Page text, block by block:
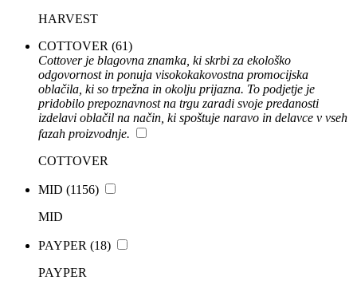
HARVEST
COTTOVER (61)
Cottover je blagovna znamka, ki skrbi za ekološko
odgovornost in ponuja visokokakovostna promocijska
oblačila, ki so trpežna in okolju prijazna. To podjetje je
pridobilo prepoznavnost na trgu zaradi svoje predanosti
izdelavi oblačil na način, ki spoštuje naravo in delavce v vseh
fazah proizvodnje.
COTTOVER
MID (1156)
MID
PAYPER (18)
PAYPER